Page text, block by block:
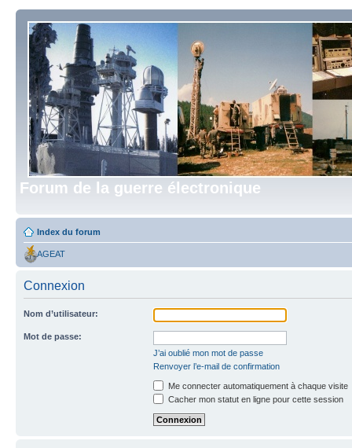
Forum de la guerre électronique
Index du forum
AGEAT
Connexion
Nom d’utilisateur:
Mot de passe:
J’ai oublié mon mot de passe
Renvoyer l’e-mail de confirmation
Me connecter automatiquement à chaque visite
Cacher mon statut en ligne pour cette session